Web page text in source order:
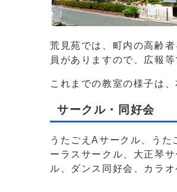
荒見苑では、町内の高齢
員がありますので、広報
これまでの教室の様子は
サークル・同好会
うたごえAサークル、う
ーラスサークル、大正琴
ル、ダンス同好会、カラ